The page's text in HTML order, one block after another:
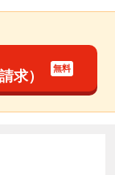
求）